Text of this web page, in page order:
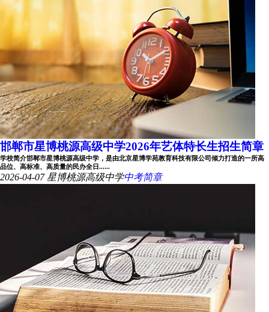
邯郸市星博桃源高级中学2026年艺体特长生招生简章
学校简介邯郸市星博桃源高级中学，是由北京星博学苑教育科技有限公司倾力打造的一所高
品位、高标准、高质量的民办全日......
2026-04-07 星博桃源高级中学中考简章